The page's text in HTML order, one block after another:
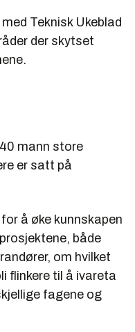
Teknisk Ukeblad
der skytset
mann store
er satt på
å øke kunnskapen
både
om hvilket
flinkere til å ivareta
fagene og